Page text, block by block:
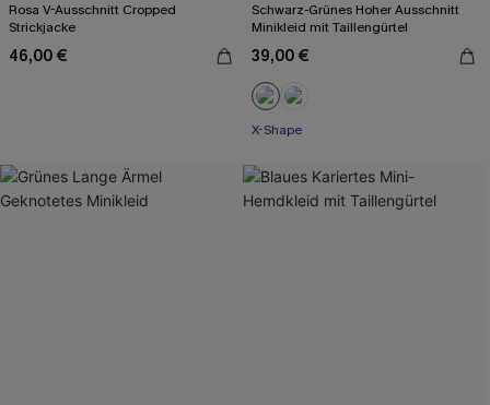
Rosa V-Ausschnitt Cropped
Strickjacke
46,00 €
Schwarz-Grünes Hoher Ausschnitt
Minikleid mit Taillengürtel
39,00 €
X-Shape